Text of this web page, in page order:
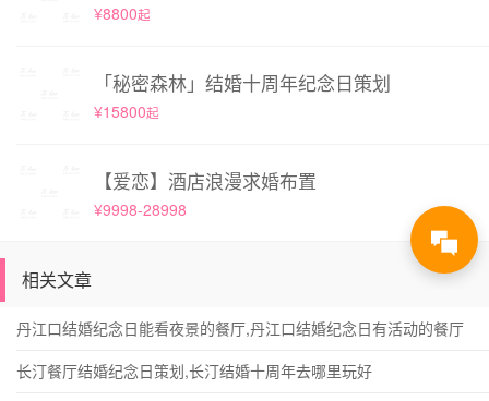
¥8800起
「秘密森林」结婚十周年纪念日策划
¥15800起
【爱恋】酒店浪漫求婚布置
¥9998-28998
相关文章
丹江口结婚纪念日能看夜景的餐厅,丹江口结婚纪念日有活动的餐厅
长汀餐厅结婚纪念日策划,长汀结婚十周年去哪里玩好